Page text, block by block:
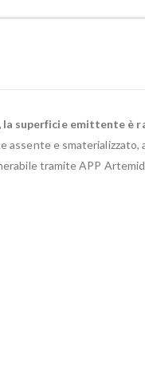
la superficie emittente è
assente e smaterializzato,
tramite APP